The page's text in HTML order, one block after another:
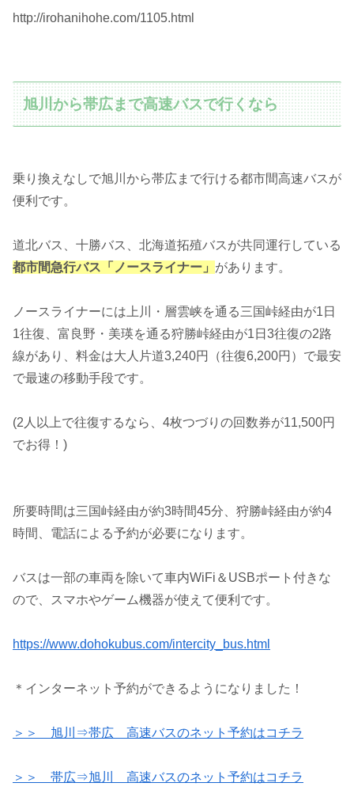
http://irohanihohe.com/1105.html
旭川から帯広まで高速バスで行くなら
乗り換えなしで旭川から帯広まで行ける都市間高速バスが
便利です。
道北バス、十勝バス、北海道拓殖バスが共同運行している
都市間急行バス「ノースライナー」 があります。
ノースライナーには上川・層雲峡を通る三国峠経由が1日
1往復、富良野・美瑛を通る狩勝峠経由が1日3往復の2路
線があり、料金は大人片道3,240円（往復6,200円）で最安
で最速の移動手段です。
(2人以上で往復するなら、4枚つづりの回数券が11,500円
でお得！)
所要時間は三国峠経由が約3時間45分、狩勝峠経由が約4
時間、電話による予約が必要になります。
バスは一部の車両を除いて車内WiFi＆USBポート付きな
ので、スマホやゲーム機器が使えて便利です。
https://www.dohokubus.com/intercity_bus.html
＊インターネット予約ができるようになりました！
＞＞ 旭川⇒帯広 高速バスのネット予約はコチラ
＞＞ 帯広⇒旭川 高速バスのネット予約はコチラ